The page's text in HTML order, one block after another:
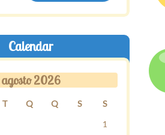
Calendar
agosto 2026
T Q Q S
S
1